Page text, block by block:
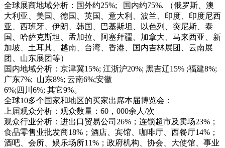
全球展商地域分析：国外约25%; 国内约75%. （俄罗斯、澳
大利亚、美国、德国、英国、意大利、波兰、印度、印度尼西
亚、西班牙、伊朗、韩国、巴基斯坦、以色列、突尼斯、泰
国、哈萨克斯坦、孟加拉、阿塞拜疆、加拿大、马来西亚、新
加坡、土耳其、越南、台湾、香港、国内吉林展团、云南展
团、山东展团等）
国内地域分析：京津冀15%; 江浙沪20%; 黑吉辽15% ;福建8%;
广东7%; 山东8%; 云南6%;安徽
6%;四川6%; 其它9%。
全球10多个国家和地区的买家出席本届博览会：
上届观众分析：观众数量：60，000余人/次
观众行业分析：进出口贸易公司26%；连锁超市及卖场23%；
食品零售业批发商18%；酒店、宾馆、咖啡厅、西餐厅14%；
酒吧、会所、娱乐场所11%；政府机构、协会、大使馆、事业